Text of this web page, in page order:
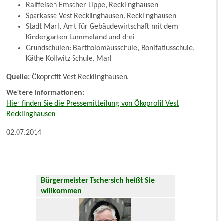
Raiffeisen Emscher Lippe, Recklinghausen
Sparkasse Vest Recklinghausen, Recklinghausen
Stadt Marl, Amt für Gebäudewirtschaft mit dem
Kindergarten Lummeland und drei
Grundschulen: Bartholomäusschule, Bonifatiusschule,
Käthe Kollwitz Schule, Marl
Quelle: Ökoprofit Vest Recklinghausen.
Weitere Informationen:
Hier finden Sie die Pressemitteilung von Ökoprofit Vest
Recklinghausen
02.07.2014
Bürgermeister Tschersich heißt Sie
willkommen